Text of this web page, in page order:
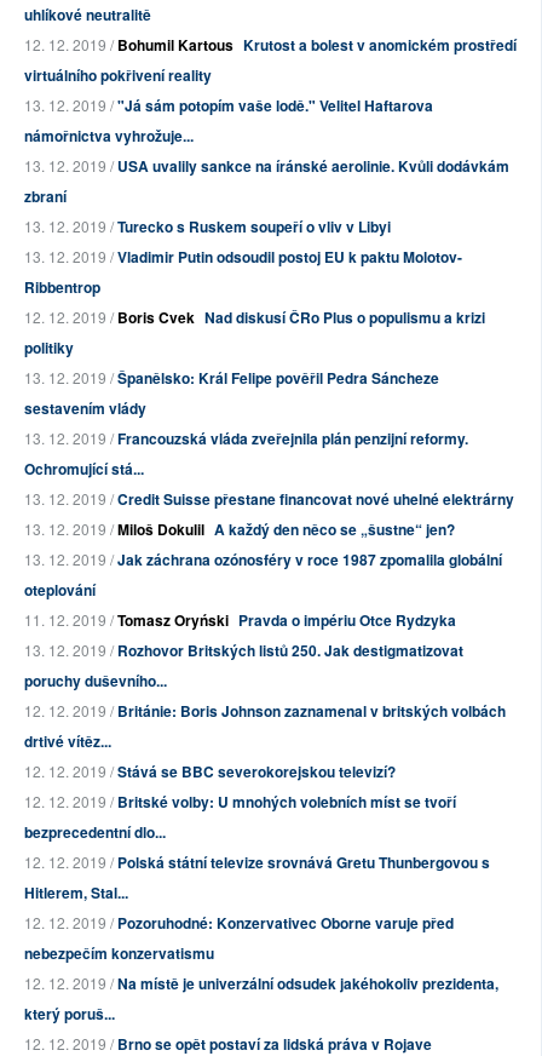
uhlíkové neutralitě
12. 12. 2019 /Bohumil Kartous Krutost a bolest v anomickém prostředí
virtuálního pokřivení reality
13. 12. 2019 /"Já sám potopím vaše lodě." Velitel Haftarova
námořnictva vyhrožuje...
13. 12. 2019 /USA uvalily sankce na íránské aerolinie. Kvůli dodávkám
zbraní
13. 12. 2019 /Turecko s Ruskem soupeří o vliv v Libyi
13. 12. 2019 /Vladimir Putin odsoudil postoj EU k paktu Molotov-
Ribbentrop
12. 12. 2019 /Boris Cvek Nad diskusí ČRo Plus o populismu a krizi
politiky
13. 12. 2019 /Španělsko: Král Felipe pověřil Pedra Sáncheze
sestavením vlády
13. 12. 2019 /Francouzská vláda zveřejnila plán penzijní reformy.
Ochromující stá...
13. 12. 2019 /Credit Suisse přestane financovat nové uhelné elektrárny
13. 12. 2019 /Miloš Dokulil A každý den něco se „šustne“ jen?
13. 12. 2019 /Jak záchrana ozónosféry v roce 1987 zpomalila globální
oteplování
11. 12. 2019 /Tomasz Oryński Pravda o impériu Otce Rydzyka
13. 12. 2019 /Rozhovor Britských listů 250. Jak destigmatizovat
poruchy duševního...
12. 12. 2019 /Británie: Boris Johnson zaznamenal v britských volbách
drtivé vítěz...
12. 12. 2019 /Stává se BBC severokorejskou televizí?
12. 12. 2019 /Britské volby: U mnohých volebních míst se tvoří
bezprecedentní dlo...
12. 12. 2019 /Polská státní televize srovnává Gretu Thunbergovou s
Hitlerem, Stal...
12. 12. 2019 /Pozoruhodné: Konzervativec Oborne varuje před
nebezpečím konzervatismu
12. 12. 2019 /Na místě je univerzální odsudek jakéhokoliv prezidenta,
který poruš...
12. 12. 2019 /Brno se opět postaví za lidská práva v Rojave